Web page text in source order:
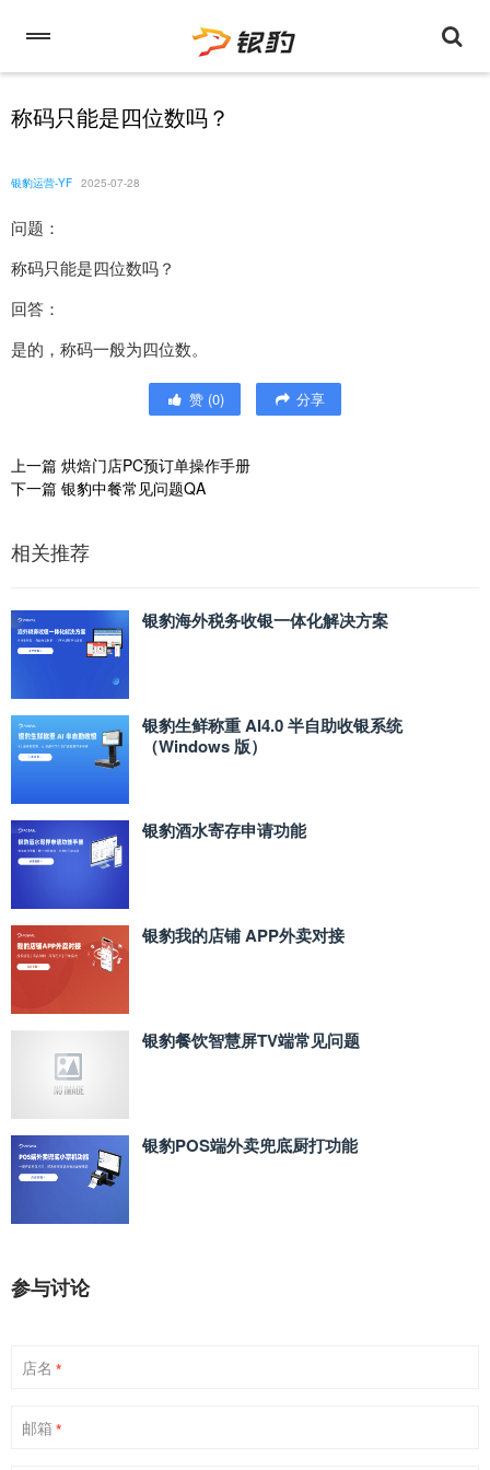
称码只能是四位数吗？
银豹运营-YF 2025-07-28
问题：
称码只能是四位数吗？
回答：
是的，称码一般为四位数。
赞 (0) 分享
上一篇 烘焙门店PC预订单操作手册
下一篇 银豹中餐常见问题QA
相关推荐
银豹海外税务收银一体化解决方案
银豹生鲜称重 AI4.0 半自助收银系统
（Windows 版）
银豹酒水寄存申请功能
银豹我的店铺 APP外卖对接
银豹餐饮智慧屏TV端常见问题
银豹POS端外卖兜底厨打功能
参与讨论
店名 *
邮箱 *